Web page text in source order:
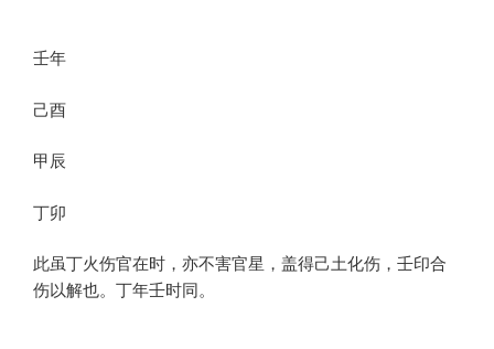
壬年
己酉
甲辰
丁卯
此虽丁火伤官在时，亦不害官星，盖得己土化伤，壬印合
伤以解也。丁年壬时同。